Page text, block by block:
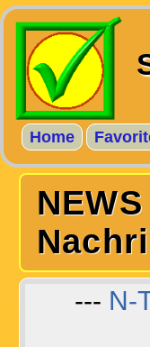
Home
--- N-